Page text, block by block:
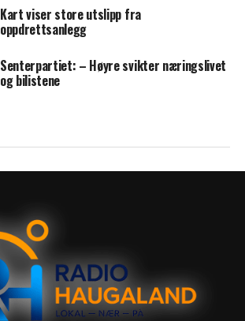
Kart viser store utslipp fra
oppdrettsanlegg
Senterpartiet: – Høyre svikter næringslivet
og bilistene